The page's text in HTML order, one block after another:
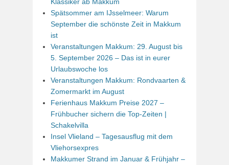
Spätsommer am IJsselmeer: Warum
September die schönste Zeit in Makkum
ist
Veranstaltungen Makkum: 29. August bis
5. September 2026 – Das ist in eurer
Urlaubswoche los
Veranstaltungen Makkum: Rondvaarten &
Zomermarkt im August
Ferienhaus Makkum Preise 2027 –
Frühbucher sichern die Top-Zeiten |
Schakelvilla
Insel Vlieland – Tagesausflug mit dem
Vliehorsexpres
Makkumer Strand im Januar & Frühjahr –